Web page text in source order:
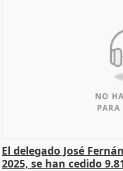
El delegado José
2025, se han cedido